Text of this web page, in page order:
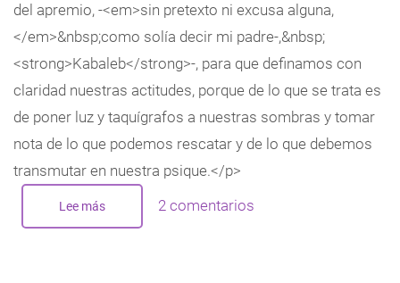
del apremio, -<em>sin pretexto ni excusa alguna,
</em>&nbsp;como solía decir mi padre-,&nbsp;
<strong>Kabaleb</strong>-, para que definamos con
claridad nuestras actitudes, porque de lo que se trata es
de poner luz y taquígrafos a nuestras sombras y tomar
nota de lo que podemos rescatar y de lo que debemos
transmutar en nuestra psique.</p>
Lee mássobre
Nueva
2 comentarios